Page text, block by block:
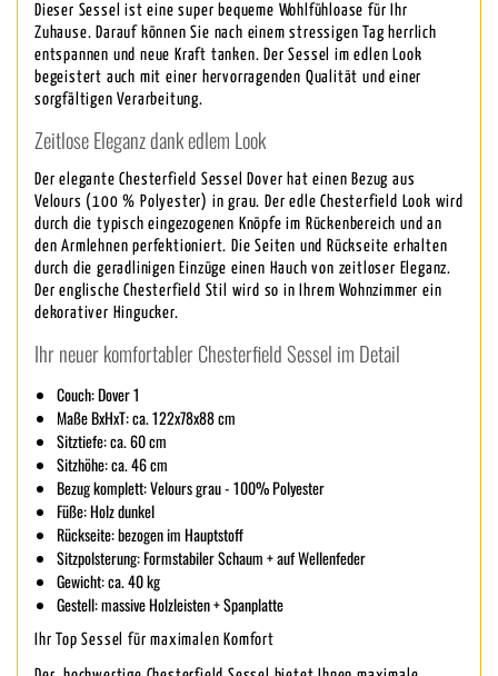
Dieser Sessel ist eine super bequeme Wohlfühloase für Ihr
Zuhause. Darauf können Sie nach einem stressigen Tag herrlich
entspannen und neue Kraft tanken. Der Sessel im edlen Look
begeistert auch mit einer hervorragenden Qualität und einer
sorgfältigen Verarbeitung.
Zeitlose Eleganz dank edlem Look
Der elegante Chesterfield Sessel Dover hat einen Bezug aus
Velours (100 % Polyester) in grau. Der edle Chesterfield Look wird
durch die typisch eingezogenen Knöpfe im Rückenbereich und an
den Armlehnen perfektioniert. Die Seiten und Rückseite erhalten
durch die geradlinigen Einzüge einen Hauch von zeitloser Eleganz.
Der englische Chesterfield Stil wird so in Ihrem Wohnzimmer ein
dekorativer Hingucker.
Ihr neuer komfortabler Chesterfield Sessel im Detail
Couch: Dover 1
Maße BxHxT: ca. 122x78x88 cm
Sitztiefe: ca. 60 cm
Sitzhöhe: ca. 46 cm
Bezug komplett: Velours grau - 100% Polyester
Füße: Holz dunkel
Rückseite: bezogen im Hauptstoff
Sitzpolsterung: Formstabiler Schaum + auf Wellenfeder
Gewicht: ca. 40 kg
Gestell: massive Holzleisten + Spanplatte
Ihr Top Sessel für maximalen Komfort